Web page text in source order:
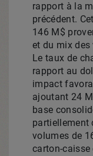
rapport à la
précédent.
146 M$
et du mix des
Le taux de
rapport au
impact
ajoutant 24
base
partiellement
volumes de
carton-caisse